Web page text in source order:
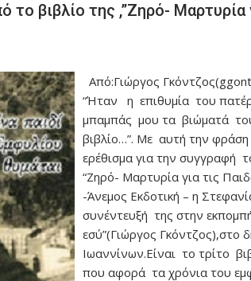
το βιβλίο της ,”Ζηρό- Μαρτυρία
Από:Γιώργος
“Ήταν η επιθυμία του
μπαμπάς μου τα βιώματά
βιβλίο…”. Με αυτή την
ερέθισμα για την συγγραφή
“Ζηρό- Μαρτυρία για τις
-Άνεμος Εκδοτική – η
συνέντευξή της στην εκπομπή
εσύ”(Γιώργος Γκόντζος),στο
Ιωαννίνων.Είναι το τρίτο
που αφορά τα χρόνια του